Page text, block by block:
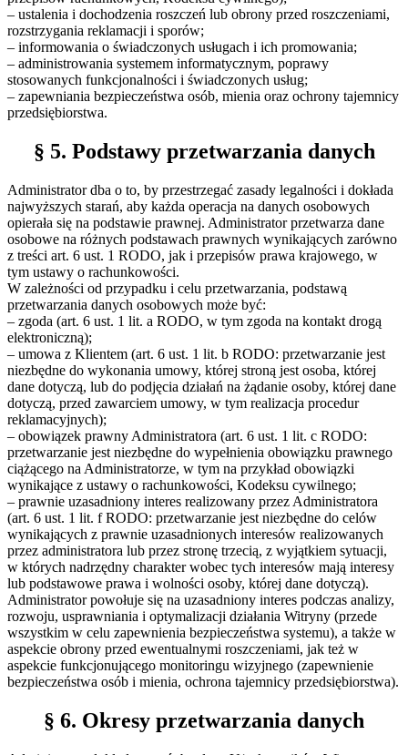
– ustalenia i dochodzenia roszczeń lub obrony przed roszczeniami,
rozstrzygania reklamacji i sporów;
– informowania o świadczonych usługach i ich promowania;
– administrowania systemem informatycznym, poprawy
stosowanych funkcjonalności i świadczonych usług;
– zapewniania bezpieczeństwa osób, mienia oraz ochrony tajemnicy
przedsiębiorstwa.
§ 5. Podstawy przetwarzania danych
Administrator dba o to, by przestrzegać zasady legalności i dokłada
najwyższych starań, aby każda operacja na danych osobowych
opierała się na podstawie prawnej. Administrator przetwarza dane
osobowe na różnych podstawach prawnych wynikających zarówno
z treści art. 6 ust. 1 RODO, jak i przepisów prawa krajowego, w
tym ustawy o rachunkowości.
W zależności od przypadku i celu przetwarzania, podstawą
przetwarzania danych osobowych może być:
– zgoda (art. 6 ust. 1 lit. a RODO, w tym zgoda na kontakt drogą
elektroniczną);
– umowa z Klientem (art. 6 ust. 1 lit. b RODO: przetwarzanie jest
niezbędne do wykonania umowy, której stroną jest osoba, której
dane dotyczą, lub do podjęcia działań na żądanie osoby, której dane
dotyczą, przed zawarciem umowy, w tym realizacja procedur
reklamacyjnych);
– obowiązek prawny Administratora (art. 6 ust. 1 lit. c RODO:
przetwarzanie jest niezbędne do wypełnienia obowiązku prawnego
ciążącego na Administratorze, w tym na przykład obowiązki
wynikające z ustawy o rachunkowości, Kodeksu cywilnego;
– prawnie uzasadniony interes realizowany przez Administratora
(art. 6 ust. 1 lit. f RODO: przetwarzanie jest niezbędne do celów
wynikających z prawnie uzasadnionych interesów realizowanych
przez administratora lub przez stronę trzecią, z wyjątkiem sytuacji,
w których nadrzędny charakter wobec tych interesów mają interesy
lub podstawowe prawa i wolności osoby, której dane dotyczą).
Administrator powołuje się na uzasadniony interes podczas analizy,
rozwoju, usprawniania i optymalizacji działania Witryny (przede
wszystkim w celu zapewnienia bezpieczeństwa systemu), a także w
aspekcie obrony przed ewentualnymi roszczeniami, jak też w
aspekcie funkcjonującego monitoringu wizyjnego (zapewnienie
bezpieczeństwa osób i mienia, ochrona tajemnicy przedsiębiorstwa).
§ 6. Okresy przetwarzania danych